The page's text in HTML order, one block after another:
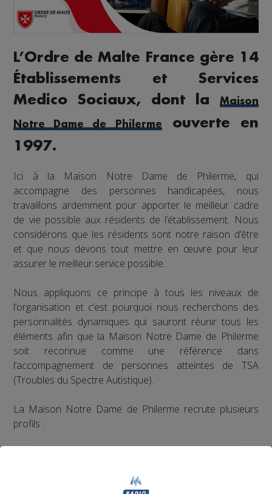
L’Ordre de Malte France gère 14
Établissements et Services
Medico Sociaux, dont la
Maison
Notre Dame de Philerme
ouverte en
1997.
Ici à la Maison Notre Dame de Philerme, qui
accompagne des personnes handicapées, nous
travaillons ardemment pour apporter le meilleur cadre
de vie possible aux résidents de l’établissement. Nous
considérons que les résidents sont notre raison d’être
et que nous devons tout mettre en œuvre pour leur
assurer le meilleur service possible.
Nous appliquons ce principe à tous les niveaux de
l’organisation et c’est pourquoi nous recherchons des
personnalités dynamiques qui sauront réunir tous les
éléments afin que la Maison Notre Dame de Philerme
soit reconnue comme une référence dans
l’accompagnement de personnes atteintes de TSA
(Troubles du Spectre Autistique).
La Maison Notre Dame de Philerme recrute plusieurs
profils :